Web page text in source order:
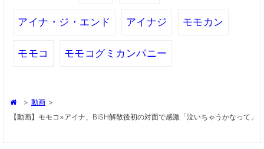
アイナ・ジ・エンド アイナジ モモカン
モモコ モモコグミカンパニー
> 動画 >
【動画】モモコ×アイナ、BiSH解散後初の対面で感激「泣いちゃうかなって」